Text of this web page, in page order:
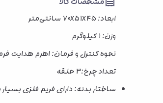
ابعاد: ۷۰x۵۱x۴۵ سانتی‌متر
وزن: ۱ کیلوگرم
نحوه کنترل و فرمان: اهرم هدایت
تعداد چرخ:۳ حلقه
ساختار بدنه: دارای فریم فلزی